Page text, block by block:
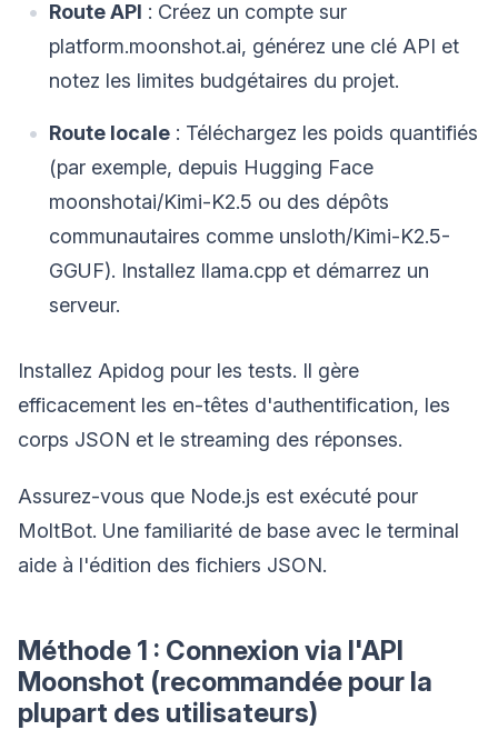
Route API : Créez un compte sur
platform.moonshot.ai, générez une clé API et
notez les limites budgétaires du projet.
Route locale : Téléchargez les poids quantifiés
(par exemple, depuis Hugging Face
moonshotai/Kimi-K2.5 ou des dépôts
communautaires comme unsloth/Kimi-K2.5-
GGUF). Installez llama.cpp et démarrez un
serveur.
Installez Apidog pour les tests. Il gère
efficacement les en-têtes d'authentification, les
corps JSON et le streaming des réponses.
Assurez-vous que Node.js est exécuté pour
MoltBot. Une familiarité de base avec le terminal
aide à l'édition des fichiers JSON.
Méthode 1 : Connexion via l'API
Moonshot (recommandée pour la
plupart des utilisateurs)